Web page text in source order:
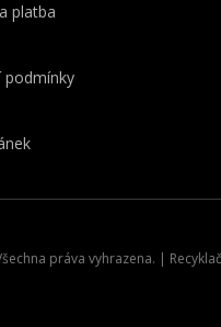
platba
podmínky
práva vyhrazena. |